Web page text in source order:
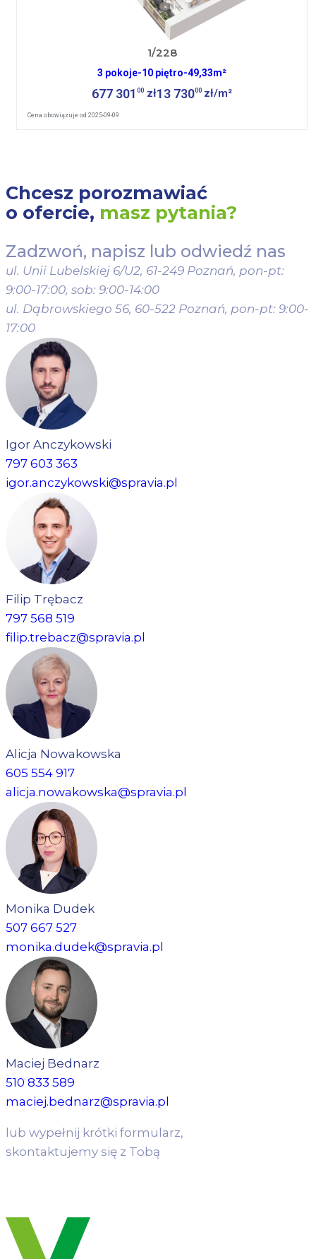
1/228
3 pokoje-10 piętro-49,33m²
677 30100 zł13 73000 zł/m²
Cena obowiązuje od 2025-09-09
Chcesz porozmawiać
o ofercie, masz pytania?
Zadzwoń, napisz lub odwiedź nas
ul. Unii Lubelskiej 6/U2, 61-249 Poznań, pon-pt:
9:00-17:00, sob: 9:00-14:00
ul. Dąbrowskiego 56, 60-522 Poznań, pon-pt: 9:00-
17:00
Igor Anczykowski
797 603 363
igor.anczykowski@spravia.pl
Filip Trębacz
797 568 519
filip.trebacz@spravia.pl
Alicja Nowakowska
605 554 917
alicja.nowakowska@spravia.pl
Monika Dudek
507 667 527
monika.dudek@spravia.pl
Maciej Bednarz
510 833 589
maciej.bednarz@spravia.pl
lub wypełnij krótki formularz,
skontaktujemy się z Tobą